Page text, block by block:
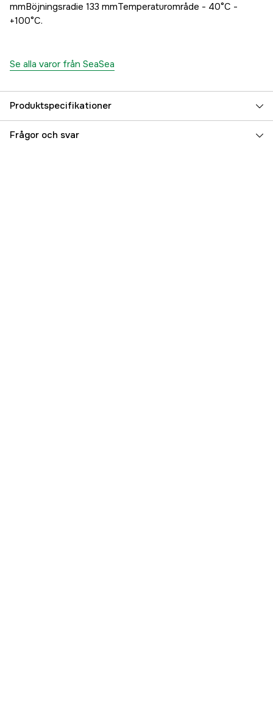
mmBöjningsradie 133 mmTemperaturområde - 40°C -
+100°C.
Se alla varor från SeaSea
Produktspecifikationer
Referensnummer 5000025479
Frågor och svar